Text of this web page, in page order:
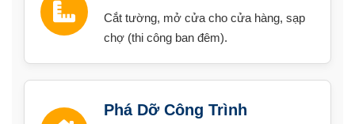
Cắt tường, mở cửa cho cửa hàng, sạp
chợ (thi công ban đêm).
Phá Dỡ Công Trình